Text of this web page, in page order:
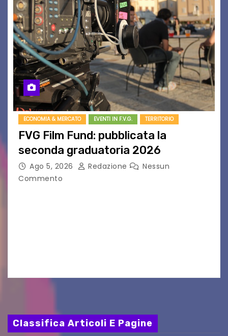
ECONOMIA & MERCATO EVENTI IN F.V.G. TERRITORIO
FVG Film Fund: pubblicata la
seconda graduatoria 2026
Ago 5, 2026 Redazione
Nessun
Commento
Classifica Articoli E Pagine